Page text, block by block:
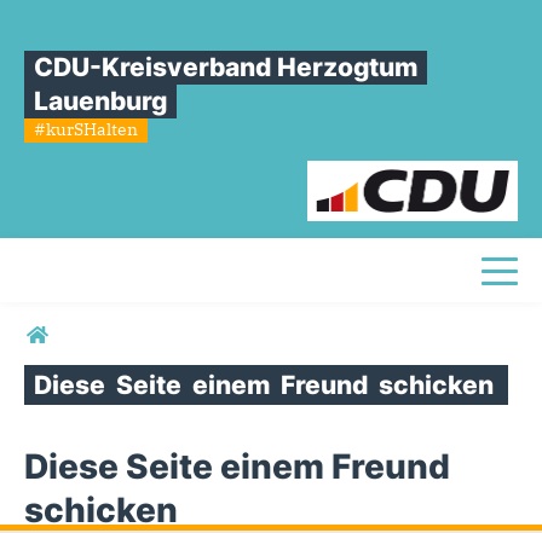
CDU-Kreisverband Herzogtum
Lauenburg
#kurSHalten
Sie sind hier
Diese Seite einem Freund schicken
Diese Seite einem Freund
schicken